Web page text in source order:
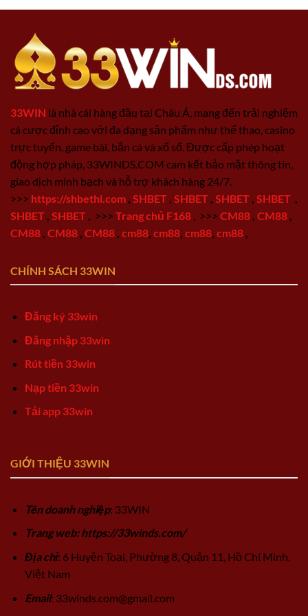
33WIN là nhà cái hàng đầu tại Châu Á, mang đến trải nghiệm
cá cược đỉnh cao với đa dạng sản phẩm như thể thao, casino
trực tuyến, game bài, bắn cá và xổ số. Được cấp phép hoạt
động hợp pháp, 33WINDS.COM cam kết bảo mật thông tin,
giao dịch minh bạch và hỗ trợ khách hàng 24/7.
>>> https://shbethi.com SHBET SHBET SHBET SHBET
SHBET SHBET >>> Trang chủ F168 >>> CM88 CM88
CM88 CM88 CM88 cm88 cm88 cm88 cm88
CHÍNH SÁCH 33WIN
Đăng ký 33win
Đăng nhập 33win
Rút tiền 33win
Nạp tiền 33win
Tải app 33win
GIỚI THIỆU 33WIN
Tên doanh nghiệp: 33WIN
Trang web: https://33winds.com/
Địa chỉ: 6 Huyện Toại, Phường 8, Quận 11, Hồ Chí Minh,
Việt Nam
Email: 33winds.com@gmail.com